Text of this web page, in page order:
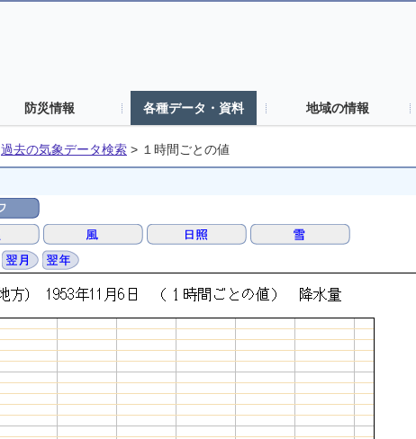
防災情報 各種データ・資料 地域の情報
過去の気象データ検索 > １時間ごとの値